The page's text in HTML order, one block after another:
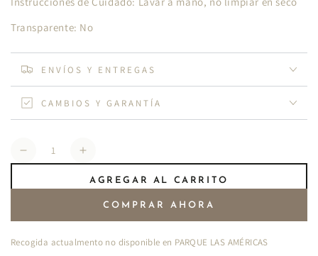
Transparente: No
ENVÍOS Y ENTREGAS
CAMBIOS Y GARANTÍA
Cantidad
Reducir
para
lunares
Aumentar
para
Falda
lunares
AGREGAR AL CARRITO
COMPRAR AHORA
Recogida actualmento no disponible en PARQUE LAS AMÉRICAS